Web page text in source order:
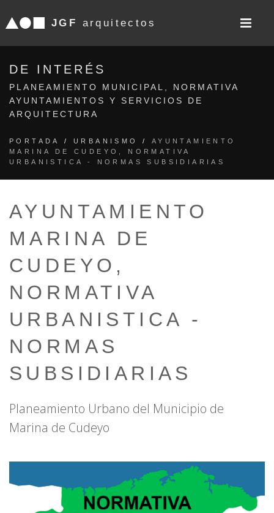
JGF arquitectos
DE INTERÉS
PLANEAMIENTO MUNICIPAL, NORMATIVA
AYUNTAMIENTOS Y SERVICIOS DE
ARQUITECTURA
PORTADA /URBANISMO / AYUNTAMIENTO
MARINA DE CUDEYO, NORMATIVA
URBANISTICA - NORMAS SUBSIDIARIAS
AYUNTAMIENTO
MARINA DE
CUDEYO,
NORMATIVA
URBANISTICA -
NORMAS
SUBSIDIARIAS
Planeamiento Urbano del Municipio de
Marina de Cudeyo